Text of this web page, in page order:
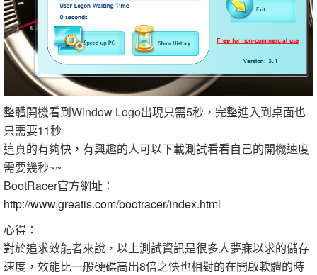
整體開機看到Window Logo出現只需5秒，完整進入到桌面也
只需要11秒
這真的有夠快，有興趣的人可以下載測試看看自己的開機速度
需要幾秒~~
BootRacer官方網址：
http://www.greatis.com/bootracer/index.html
心得：
對於追求效能者來說，以上測試資訊是很多人夢寐以求的儲存
速度，效能比一般硬碟高出8倍之快也相對的在開啟軟體的時